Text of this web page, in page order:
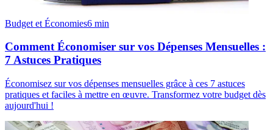
Budget et Économies6 min
Comment Économiser sur vos Dépenses Mensuelles :
7 Astuces Pratiques
Économisez sur vos dépenses mensuelles grâce à ces 7 astuces
pratiques et faciles à mettre en œuvre. Transformez votre budget dès
aujourd'hui !